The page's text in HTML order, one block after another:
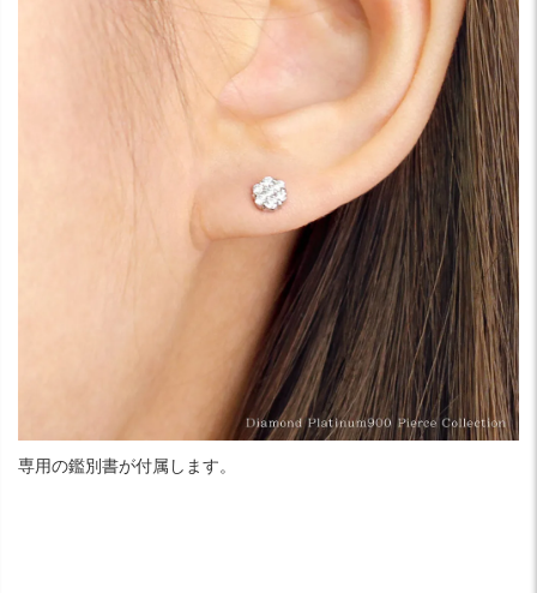
専用の鑑別書が付属します。